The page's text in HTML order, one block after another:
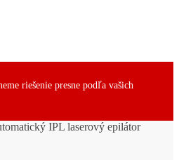
riešenie presne podľa vašich
IPL laserový epilátor